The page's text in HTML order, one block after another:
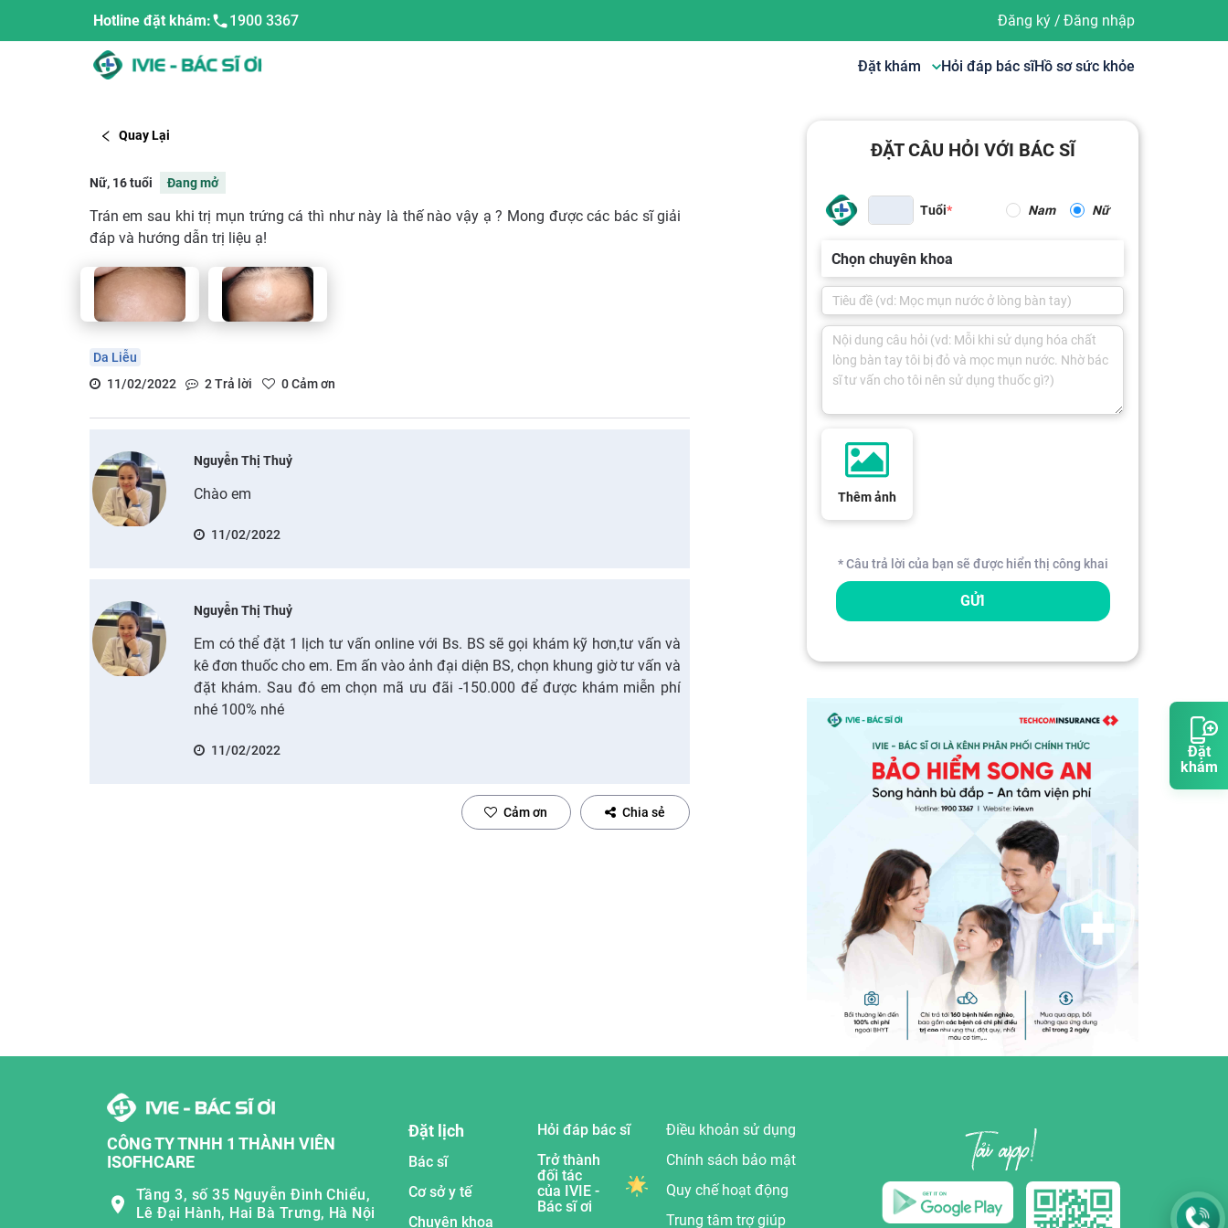
Đặt
khám
Hotline đặt khám: 1900 3367 Đăng ký/ Đăng nhập
Đặt khám Hỏi đáp bác sĩHồ sơ sức khỏe
Quay Lại
Nữ, 16 tuổi Đang mở
Trán em sau khi trị mụn trứng cá thì như này là thế nào vậy ạ ? Mong được các bác sĩ giải
đáp và hướng dẫn trị liệu ạ!
Da Liễu
11/02/2022
2Trả lời 0Cảm ơn
Nguyễn Thị Thuỷ
Chào em
11/02/2022
Nguyễn Thị Thuỷ
Em có thể đặt 1 lịch tư vấn online với Bs. BS sẽ gọi khám kỹ hơn,tư vấn và
kê đơn thuốc cho em. Em ấn vào ảnh đại diện BS, chọn khung giờ tư vấn và
đặt khám. Sau đó em chọn mã ưu đãi -150.000 để được khám miễn phí
nhé 100% nhé
11/02/2022
Cảm ơn Chia sẻ
ĐẶT CÂU HỎI VỚI BÁC SĨ
Tuổi Nam Nữ
Chọn chuyên khoa
Thêm ảnh
* Câu trả lời của bạn sẽ được hiển thị công khai
GỬI
CÔNG TY TNHH 1 THÀNH VIÊN
ISOFHCARE
Tầng 3, số 35 Nguyễn Đình Chiểu,
Lê Đại Hành, Hai Bà Trưng, Hà Nội
Đặt lịch
Bác sĩ
Cơ sở y tế
Chuyên khoa
Hỏi đáp bác sĩ
Trở thành
đối tác
của IVIE -
Bác sĩ ơi
Điều khoản sử dụng
Chính sách bảo mật
Quy chế hoạt động
Trung tâm trợ giúp